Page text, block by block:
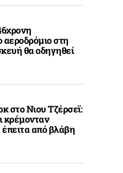
στη
θα οδηγηθεί
στο Νιου Τζέρσεϊ:
κρέμονταν
από βλάβη